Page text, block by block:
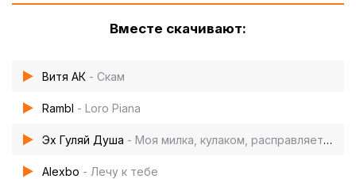
Вместе скачивают:
Витя АК - Скам
Rambl - Loro Piana
Эх Гуляй Душа - Моя милка, кулаком, расправляется с быком
Alexbo - Лечу к тебе